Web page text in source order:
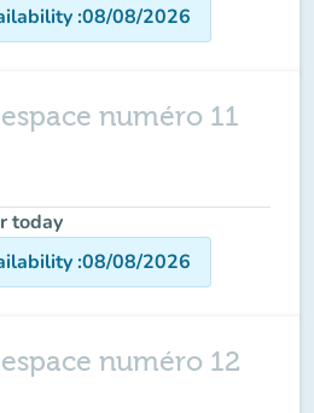
:08/08/2026
numéro 11
today
:08/08/2026
numéro 12